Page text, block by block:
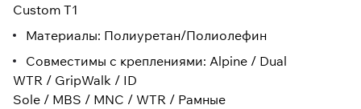
Custom T1
Материалы: Полиуретан/Полиолефин
Совместимы с креплениями: Alpine / Dual
WTR / GripWalk / ID
Sole / MBS / MNC / WTR / Рамные